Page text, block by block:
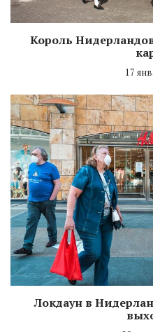
Король
17
Локдаун в